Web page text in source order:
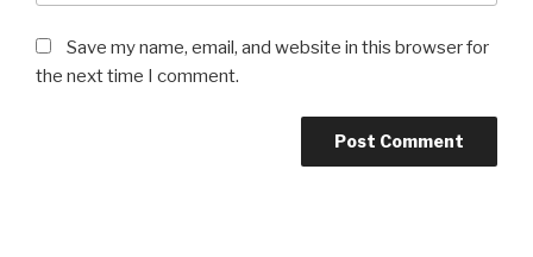
Save my name, email, and website in this browser for
the next time I comment.